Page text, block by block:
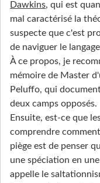
Dawkins, qui est
mal caractérisé la
suspecte que c'est
de naviguer le
À ce propos, je
mémoire de Master
Peluffo, qui
deux camps opposés.
Ensuite, est-ce que
comprendre
piège est de penser
une spéciation en
appelle le